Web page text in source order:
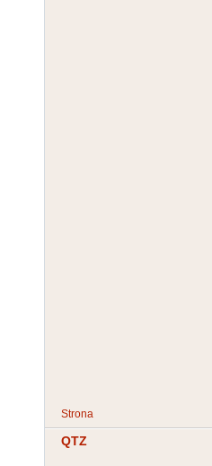
Strona
QTZ